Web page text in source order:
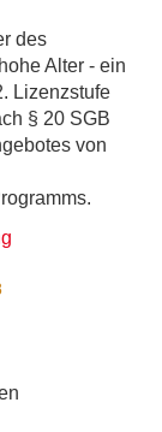
des
Alter - ein
Lizenzstufe
§ 20 SGB
von